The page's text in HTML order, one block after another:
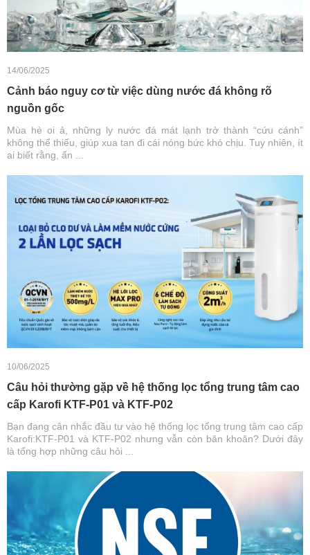
14/06/2025
Cảnh báo nguy cơ từ việc dùng nước đá không rõ
nguồn gốc
Mùa hè oi ả, những ly nước đá mát lạnh trở thành “cứu cánh”
không thể thiếu, giúp xua tan đi cái nóng bức khó chịu. Tuy nhiên, ít
ai biết rằng, ẩn ...
10/06/2025
Câu hỏi thường gặp về hệ thống lọc tổng trung tâm cao
cấp Karofi KTF-P01 và KTF-P02
Bạn đang cân nhắc đầu tư vào hệ thống lọc tổng trung tâm cao cấp
Karofi:KTF-P01 và KTF-P02 nhưng vẫn còn băn khoăn? Dưới đây
là tổng hợp những câu hỏi ...